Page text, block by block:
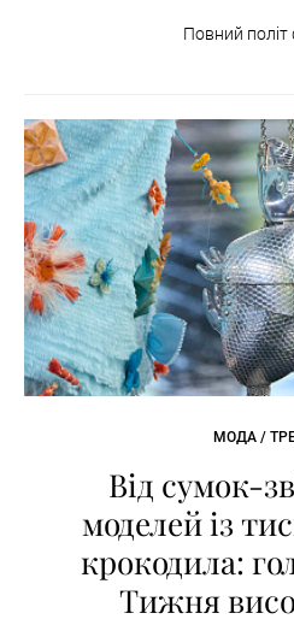
Повний політ
МОДА /
Від сумок-
моделей із
крокодила:
Тижня